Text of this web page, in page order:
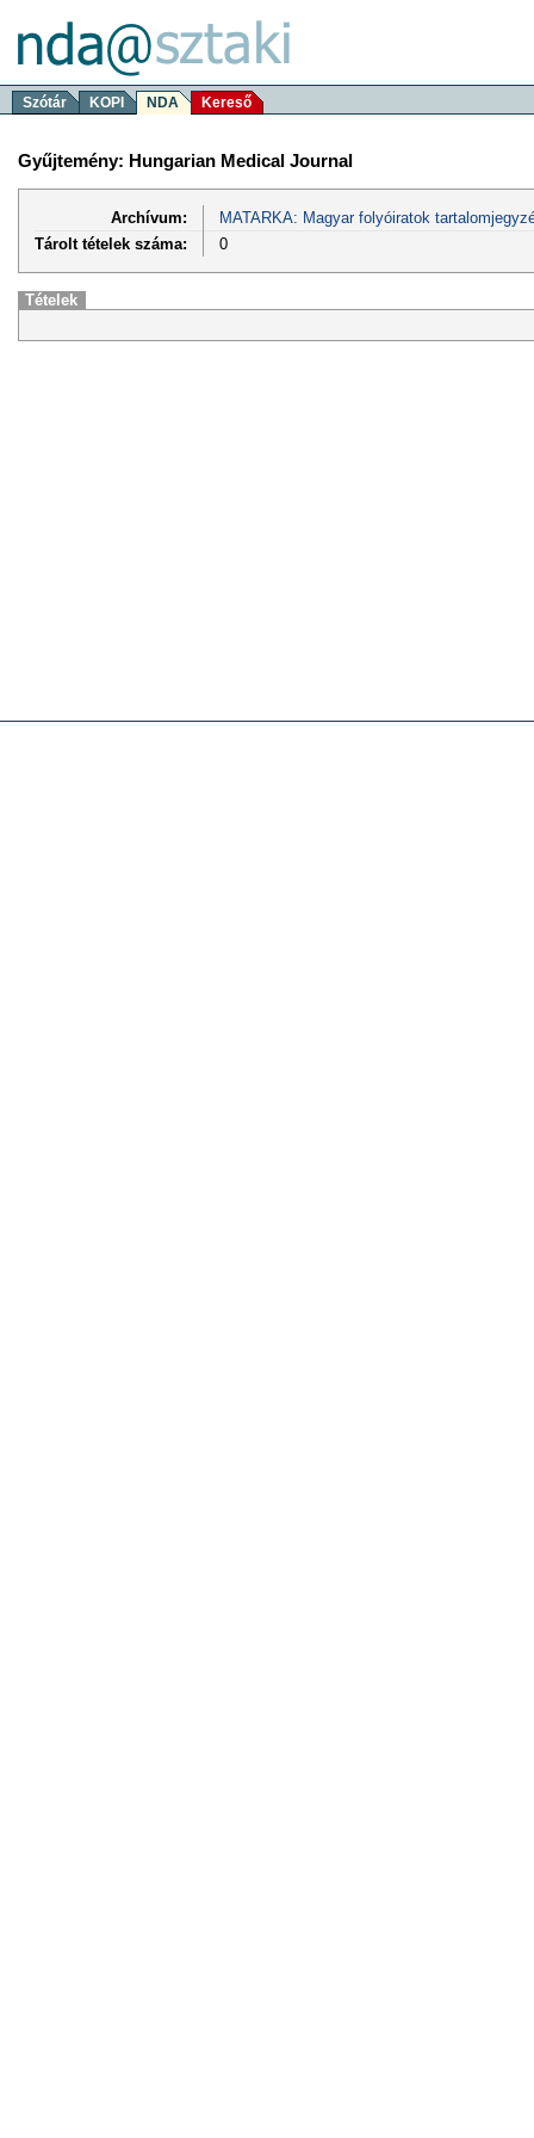
Szótár KOPI NDA Kereső
Gyűjtemény: Hungarian Medical Journal
Archívum:
MATARKA: Magyar folyóiratok
Tárolt tételek száma:
0
Tételek